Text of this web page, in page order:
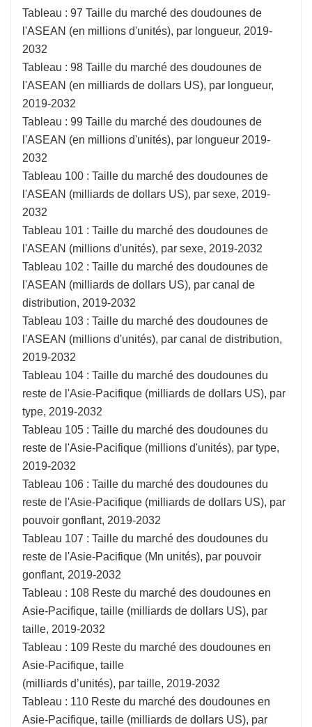
Tableau : 97 Taille du marché des doudounes de
l'ASEAN (en millions d'unités), par longueur, 2019-
2032
Tableau : 98 Taille du marché des doudounes de
l'ASEAN (en milliards de dollars US), par longueur,
2019-2032
Tableau : 99 Taille du marché des doudounes de
l'ASEAN (en millions d'unités), par longueur 2019-
2032
Tableau 100 : Taille du marché des doudounes de
l'ASEAN (milliards de dollars US), par sexe, 2019-
2032
Tableau 101 : Taille du marché des doudounes de
l'ASEAN (millions d'unités), par sexe, 2019-2032
Tableau 102 : Taille du marché des doudounes de
l'ASEAN (milliards de dollars US), par canal de
distribution, 2019-2032
Tableau 103 : Taille du marché des doudounes de
l'ASEAN (millions d'unités), par canal de distribution,
2019-2032
Tableau 104 : Taille du marché des doudounes du
reste de l'Asie-Pacifique (milliards de dollars US), par
type, 2019-2032
Tableau 105 : Taille du marché des doudounes du
reste de l'Asie-Pacifique (millions d'unités), par type,
2019-2032
Tableau 106 : Taille du marché des doudounes du
reste de l'Asie-Pacifique (milliards de dollars US), par
pouvoir gonflant, 2019-2032
Tableau 107 : Taille du marché des doudounes du
reste de l'Asie-Pacifique (Mn unités), par pouvoir
gonflant, 2019-2032
Tableau : 108 Reste du marché des doudounes en
Asie-Pacifique, taille (milliards de dollars US), par
taille, 2019-2032
Tableau : 109 Reste du marché des doudounes en
Asie-Pacifique, taille
(milliards d’unités), par taille, 2019-2032
Tableau : 110 Reste du marché des doudounes en
Asie-Pacifique, taille (milliards de dollars US), par